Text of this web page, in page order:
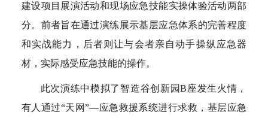
建设项目展演活动和现场应急技能实操体验活动两部
分。前者旨在通过演练展示基层应急体系的完善程度
和实战能力，后者则让与会者亲自动手操纵应急器
材，实际感受应急技能的操作。
此次演练中模拟了智造谷创新园B座发生火情，
有人通过“天网”—应急救援系统进行求救，基层应急